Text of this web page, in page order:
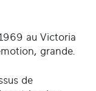
au Victoria
grande.
de